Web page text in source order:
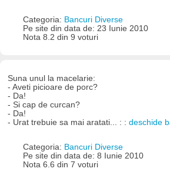
Categoria: Bancuri Diverse
Pe site din data de: 23 Iunie 2010
Nota 8.2 din 9 voturi
Suna unul la macelarie:
- Aveti picioare de porc?
- Da!
- Si cap de curcan?
- Da!
- Urat trebuie sa mai aratati... : :deschide
Categoria: Bancuri Diverse
Pe site din data de: 8 Iunie 2010
Nota 6.6 din 7 voturi